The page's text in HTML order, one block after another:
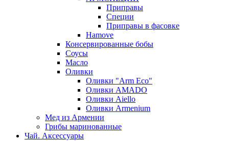
Приправы
Специи
Приправы в фасовке
Hamove
Консервированные бобы
Соусы
Масло
Оливки
Оливки "Arm Eco"
Оливки AMADO
Оливки Aiello
Оливки Armenium
Мед из Армении
Грибы маринованные
Чай. Аксессуары